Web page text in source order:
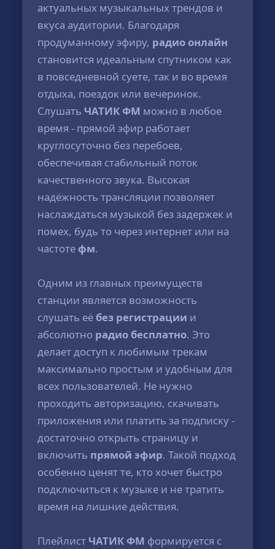
актуальных музыкальных трендов и
вкуса аудитории. Благодаря
продуманному эфиру, радио онлайн
становится идеальным спутником как
в повседневной суете, так и во время
отдыха, поездок или вечеринок.
Слушать ЧАТИК ФМ можно в любое
время - прямой эфир работает
круглосуточно без перебоев,
обеспечивая стабильный поток
качественного звука. Высокая
надёжность трансляции позволяет
наслаждаться музыкой без задержек и
помех, будь то через интернет или на
частоте фм.
Одним из главных преимуществ
станции является возможность
слушать еёбез регистрации и
абсолютно радио бесплатно. Это
делает доступ к любимым трекам
максимально простым и удобным для
всех пользователей. Не нужно
проходить авторизацию, скачивать
приложения или платить за подписку -
достаточно открыть страницу и
включить прямой эфир. Такой подход
особенно ценят те, кто хочет быстро
подключиться к музыке и не тратить
время на лишние действия.
Плейлист ЧАТИК ФМ формируется с